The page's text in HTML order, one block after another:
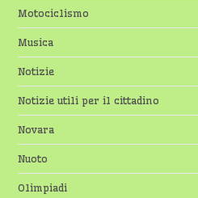
Motociclismo
Musica
Notizie
Notizie utili per il cittadino
Novara
Nuoto
Olimpiadi